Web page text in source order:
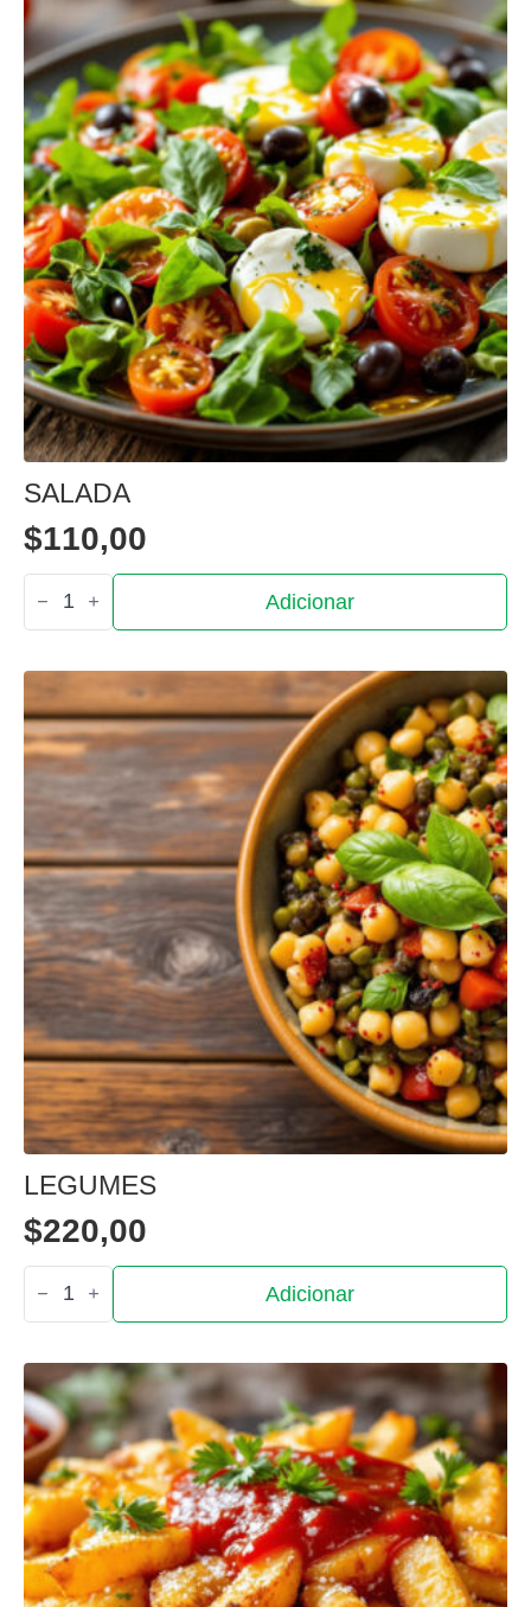
SALADA
$110,00
Quantidade
de
Salada
Adicionar
LEGUMES
$220,00
Quantidade
de
Legumes
Adicionar